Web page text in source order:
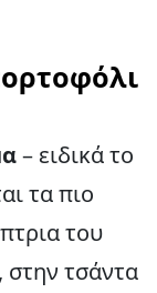
– ειδικά το
τα πιο
του
στην τσάντα